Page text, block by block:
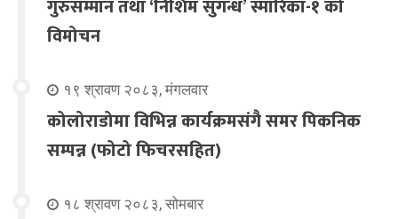
गुरुसम्मान तथा ‘निशिम सुगन्ध’ स्मारिका-१ को
विमोचन
१९ श्रावण २०८३, मंगलवार
कोलोराडोमा विभिन्न कार्यक्रमसंगै समर पिकनिक
सम्पन्न (फोटो फिचरसहित)
१८ श्रावण २०८३, सोमबार